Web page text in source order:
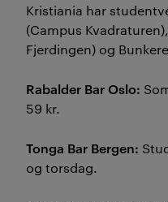
Kristiania har
(Campus
Fjerdingen) og
Rabalder Bar Oslo:
59 kr.
Tonga Bar Bergen:
og torsdag.